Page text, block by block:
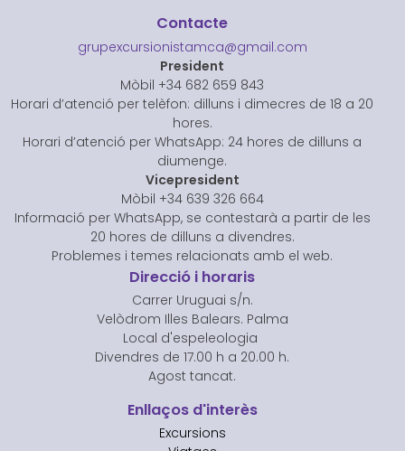
Contacte
grupexcursionistamca@gmail.com
President
Mòbil +34 682 659 843
Horari d’atenció per telèfon: dilluns i dimecres de 18 a 20
hores.
Horari d’atenció per WhatsApp: 24 hores de dilluns a
diumenge.
Vicepresident
Mòbil +34 639 326 664
Informació per WhatsApp, se contestarà a partir de les
20 hores de dilluns a divendres.
Problemes i temes relacionats amb el web.
Direcció i horaris
Carrer Uruguai s/n.
Velòdrom Illes Balears. Palma
Local d'espeleologia
Divendres de 17.00 h a 20.00 h.
Agost tancat.
Enllaços d'interès
Excursions